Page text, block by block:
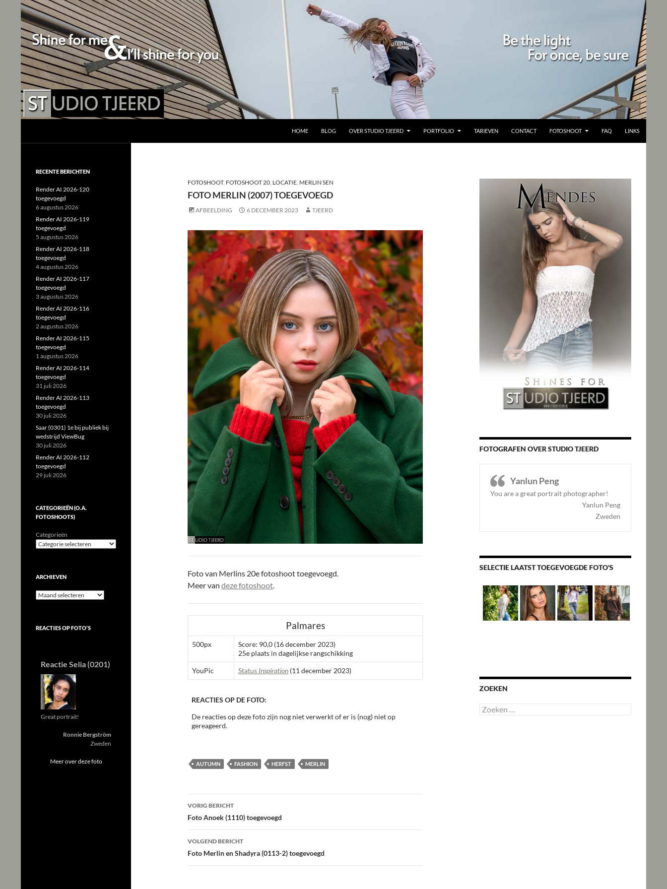
HOME
BLOG OVER STUDIO TJEERD PORTFOLIO TARIEVEN CONTACT FOTOSHOOT FAQ LINKS
FOTOSHOOT, FOTOSHOOT 20, LOCATIE, MERLIN SEN
FOTO MERLIN (2007) TOEGEVOEGD
AFBEELDING 6 DECEMBER 2023 TJEERD
Foto van Merlins 20e fotoshoot toegevoegd.
Meer van deze fotoshoot.
Palmares
500px
Score: 90,0 (16 december 2023)
25e plaats in dagelijkse rangschikking
YouPic Status Inspiration (11 december 2023)
REACTIES OP DE FOTO:
De reacties op deze foto zijn nog niet verwerkt of er is (nog) niet op
gereageerd.
AUTUMN FASHION HERFST MERLIN
Bericht
navigatie
VORIG BERICHT
Foto Anoek (1110) toegevoegd
VOLGEND BERICHT
Foto Merlin en Shadyra (0113-2) toegevoegd
FOTOGRAFEN OVER STUDIO TJEERD
Yanlun Peng
You are a great portrait photographer!
Yanlun Peng
Zweden
SELECTIE LAATST TOEGEVOEGDE FOTO'S
ZOEKEN
Zoeken
naar:
RECENTE BERICHTEN
Render AI 2026-120
toegevoegd
6 augustus 2026
Render AI 2026-119
toegevoegd
5 augustus 2026
Render AI 2026-118
toegevoegd
4 augustus 2026
Render AI 2026-117
toegevoegd
3 augustus 2026
Render AI 2026-116
toegevoegd
2 augustus 2026
Render AI 2026-115
toegevoegd
1 augustus 2026
Render AI 2026-114
toegevoegd
31 juli 2026
Render AI 2026-113
toegevoegd
30 juli 2026
Saar (0301) 1e bij publiek bij
wedstrijd ViewBug
30 juli 2026
Render AI 2026-112
toegevoegd
29 juli 2026
CATEGORIEËN (O.A.
FOTOSHOOTS)
Categorieën
ARCHIEVEN
Archieven
REACTIES OP FOTO’S
Reactie Selia (0201)
Great portrait!
Ronnie Bergström
Zweden
Meer over deze foto